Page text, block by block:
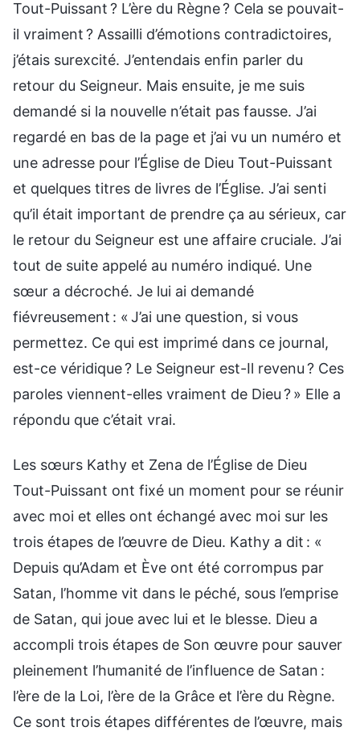
Tout-Puissant ? L’ère du Règne ? Cela se pouvait-
il vraiment ? Assailli d’émotions contradictoires,
j’étais surexcité. J’entendais enfin parler du
retour du Seigneur. Mais ensuite, je me suis
demandé si la nouvelle n’était pas fausse. J’ai
regardé en bas de la page et j’ai vu un numéro et
une adresse pour l’Église de Dieu Tout-Puissant
et quelques titres de livres de l’Église. J’ai senti
qu’il était important de prendre ça au sérieux, car
le retour du Seigneur est une affaire cruciale. J’ai
tout de suite appelé au numéro indiqué. Une
sœur a décroché. Je lui ai demandé
fiévreusement : « J’ai une question, si vous
permettez. Ce qui est imprimé dans ce journal,
est-ce véridique ? Le Seigneur est-Il revenu ? Ces
paroles viennent-elles vraiment de Dieu ? » Elle a
répondu que c’était vrai.
Les sœurs Kathy et Zena de l’Église de Dieu
Tout-Puissant ont fixé un moment pour se réunir
avec moi et elles ont échangé avec moi sur les
trois étapes de l’œuvre de Dieu. Kathy a dit : «
Depuis qu’Adam et Ève ont été corrompus par
Satan, l’homme vit dans le péché, sous l’emprise
de Satan, qui joue avec lui et le blesse. Dieu a
accompli trois étapes de Son œuvre pour sauver
pleinement l’humanité de l’influence de Satan :
l’ère de la Loi, l’ère de la Grâce et l’ère du Règne.
Ce sont trois étapes différentes de l’œuvre, mais